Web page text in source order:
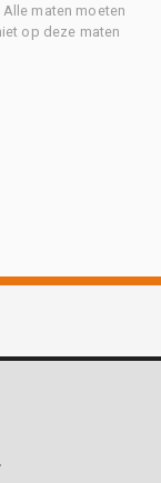
maten moeten
op deze maten